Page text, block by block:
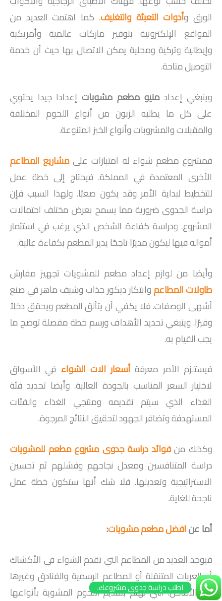
الورق وأدوات التعبئة والتغليف. كما اهتمت العديد من
المواقع الإلكترونية بتوفير ماركات عالمية وأمريكية
وإيطالية وتركية ومحلية يمكن الاتصال بها حيث أن خدمة
التوصيل متاحة.
وينبغي إعدادمنيو مطعم مشويات إعدادا جيدا يحتوي
على كل ما يطلبه الزبون من أنواع اللحوم المختلفة
والمقبلات والمشروبات وأنواع الخبز المتنوعة.
فمشروع مطعم شواء له امتيازات علىمشاريع المطاعم
الأخرى المعتمدة في المملكة. فيحتاج إلى خطة عمل
للتخطيط لبداية الأمر وقد يكون صعبًا. ولهذا السبب فإن
دراسة الجدوى ضرورية مما يسمح بعرض مختلف احتمالات
المشروع. ودراسة كفاءة الشخص الذي يرغب في استثمار
أمواله فيها ليكون مديرًا ناجحًا يدير المطعم بكفاءة عالية.
وأيضا من لوازم إعداد مطعم للمشويات تجهيز مفارش
طاولات المطاعموابتكار ديكور جذاب وشيف ماهر في صنع
أشهى الوصفات. فلا يكفي أن يتألق المطعم ويحقق دخلاً
وفيرًا. وينبغي تحديد الأهداف ورسم خطة مفصلة توضح ما
يجب القيام به.
فيستلزم الأمر معرفة أسعار الات الشواء في الأسواق
لاختيار السعر المناسب بالجودة العالية. وأيضا تحديد فئة
الغذاء الذي سيتم تقديمه ومنتجي الغذاء والفئات
المستهدفة وتضافر الجهود لتحقيق النتائج المرجوة.
وكذلك منفوائد دراسة جدوى مشروع مطعم للمشويات
دراسة المتنافسين ومعدل نجاحهم وفشلهم ثم تحسين
الاستراتيجية وتعديلها. فلا شك أنها ستكون خطة عمل
ناجحة للغاية.
أما عنافضل مطعم مشويات:
فيوجد العديد من المطاعم التي تقدم الشواء في الأكشاك
أو العربات المتنقلة أو المطاعم الرسمية والفنادق وغيرها
من الأماكن. التي تهتم بتقديم اللحوم المشوية بأنواعها
اطلب دراسة جدوى مشروعك.